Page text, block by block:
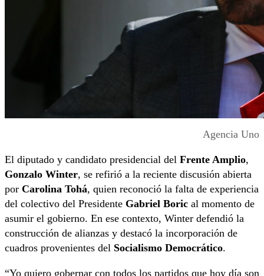
Agencia Uno
El diputado y candidato presidencial del Frente Amplio,
Gonzalo Winter, se refirió a la reciente discusión abierta
por Carolina Tohá, quien reconoció la falta de experiencia
del colectivo del Presidente Gabriel Boric al momento de
asumir el gobierno. En ese contexto, Winter defendió la
construcción de alianzas y destacó la incorporación de
cuadros provenientes del Socialismo Democrático.
“Yo quiero gobernar con todos los partidos que hoy día son